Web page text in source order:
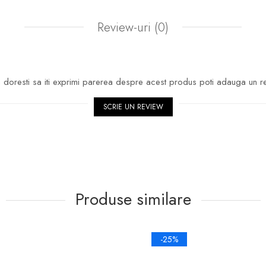
Review-uri (0)
doresti sa iti exprimi parerea despre acest produs poti adauga un
SCRIE UN REVIEW
Produse similare
-25%